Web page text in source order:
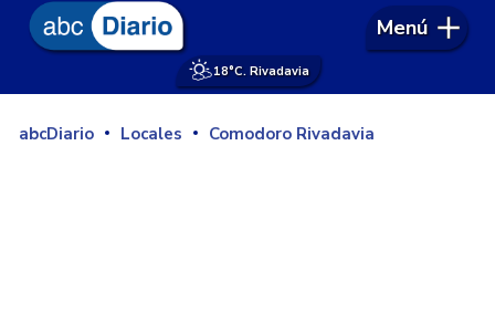
18°C. Rivadavia
Menú
abcDiario Locales Comodoro Rivadavia